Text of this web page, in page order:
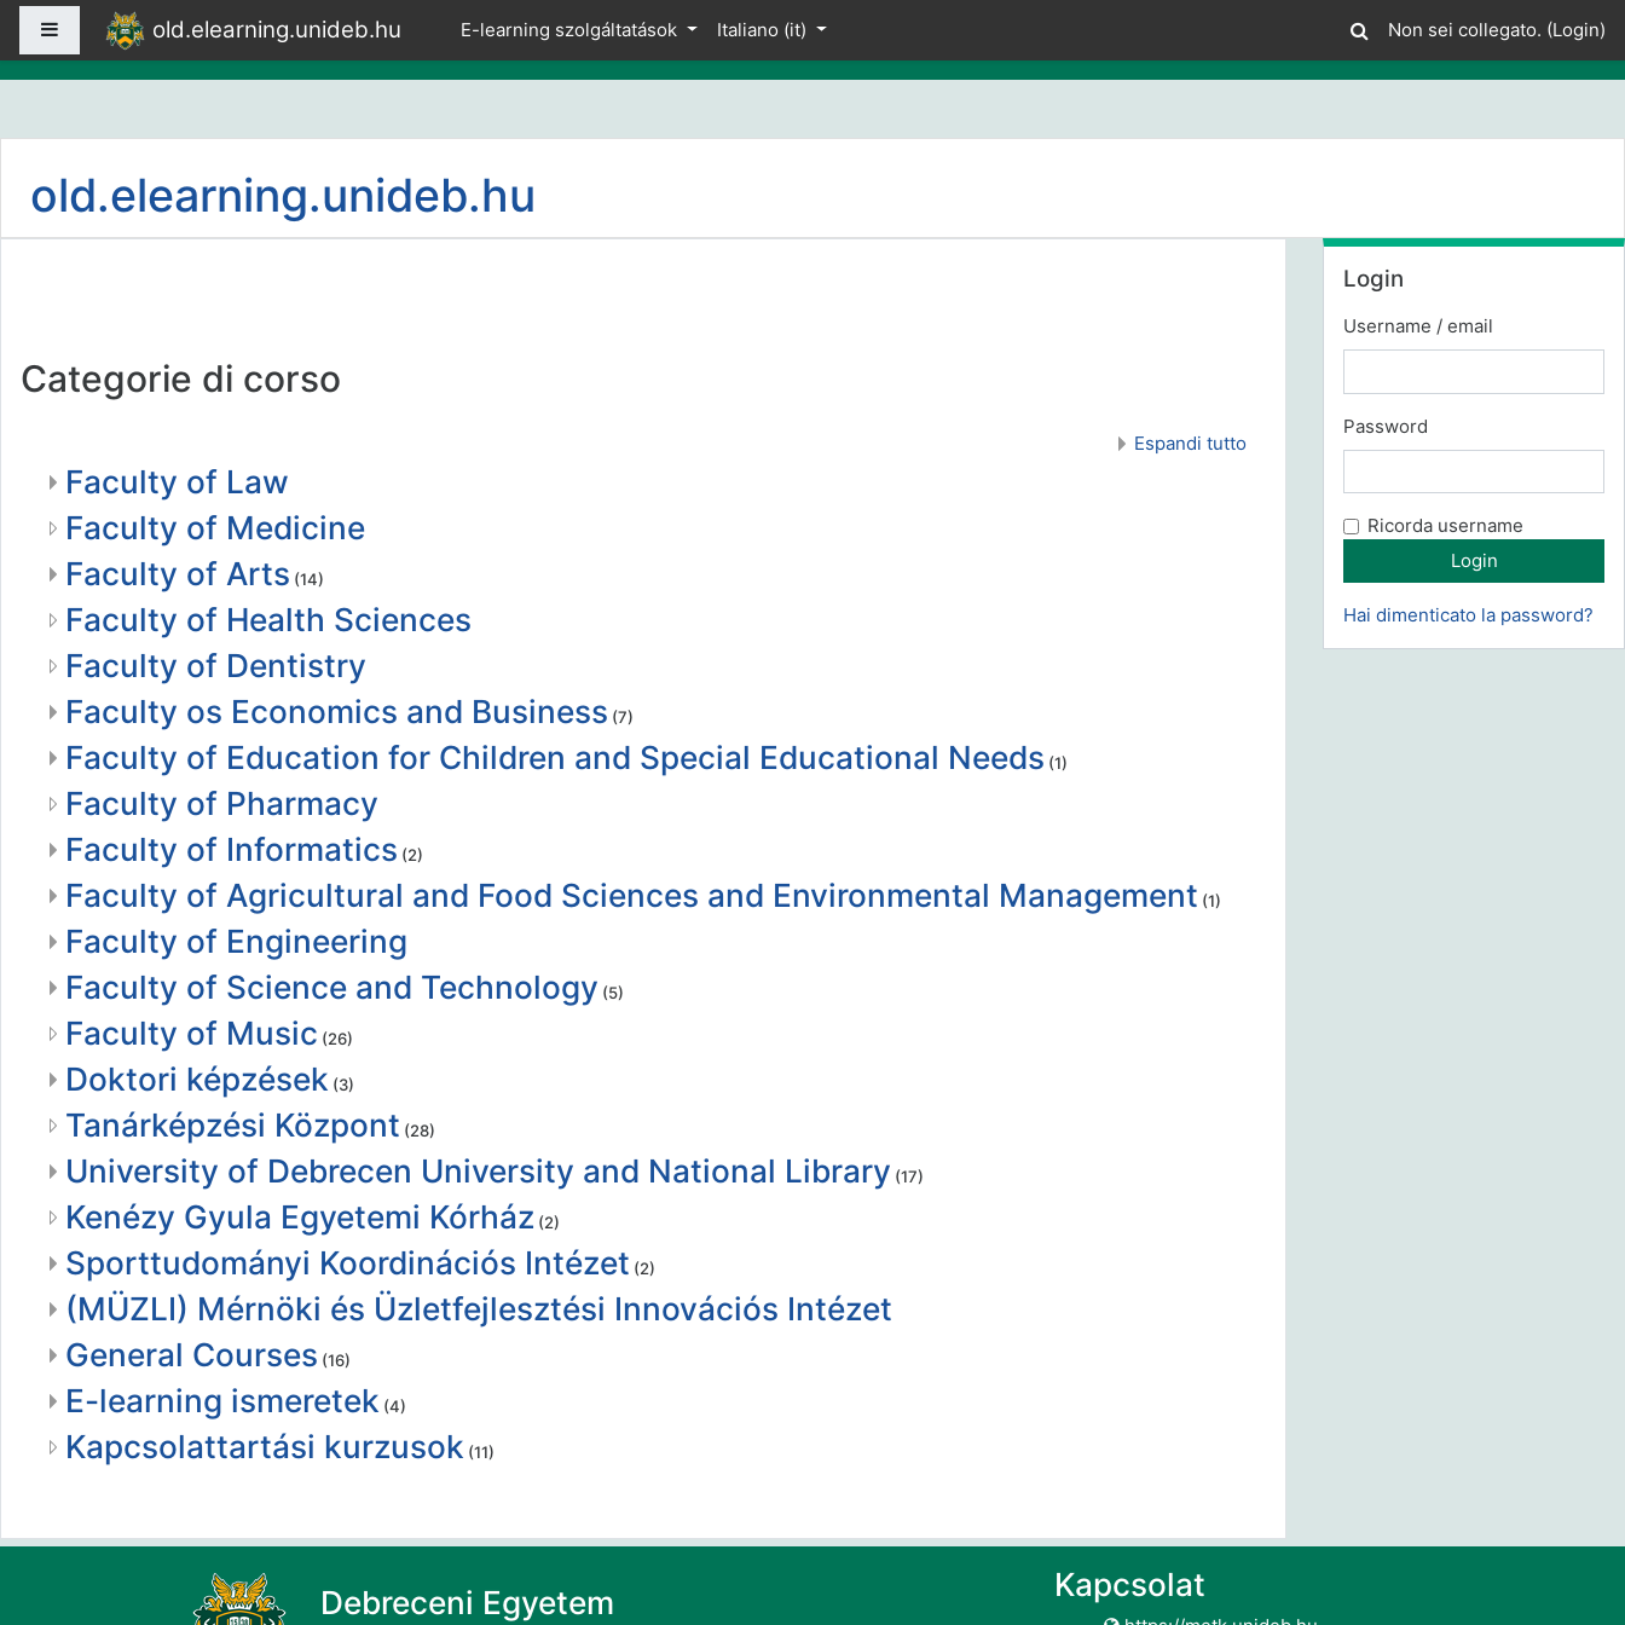
Vai al contenuto principale
Pannello lateraleold.elearning.unideb.hu E-learning szolgáltatások Italiano ‎(it)‎ Non sei collegato. (Login)
old.elearning.unideb.hu
Categorie di corso
Espandi tutto
Faculty of Law
Faculty of Medicine
Faculty of Arts (14)
Faculty of Health Sciences
Faculty of Dentistry
Faculty os Economics and Business (7)
Faculty of Education for Children and Special Educational Needs (1)
Faculty of Pharmacy
Faculty of Informatics (2)
Faculty of Agricultural and Food Sciences and Environmental Management (1)
Faculty of Engineering
Faculty of Science and Technology (5)
Faculty of Music (26)
Doktori képzések (3)
Tanárképzési Központ (28)
University of Debrecen University and National Library (17)
Kenézy Gyula Egyetemi Kórház (2)
Sporttudományi Koordinációs Intézet (2)
(MÜZLI) Mérnöki és Üzletfejlesztési Innovációs Intézet
General Courses (16)
E-learning ismeretek (4)
Kapcsolattartási kurzusok (11)
Salta Login
Login
Username / email
Password
Ricorda username
Hai dimenticato la password?
Debreceni Egyetem Kapcsolat